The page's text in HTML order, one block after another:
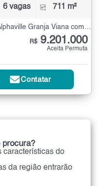
6 vagas 711 m²
Condomínio Fechado à Venda no Alphaville Granja Viana com 4 quartos - 711 m²
R$ 9.201.000
Aceita Permuta
Contatar
procura?
características do
da região entrarão